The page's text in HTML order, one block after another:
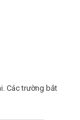
Các trường bắt